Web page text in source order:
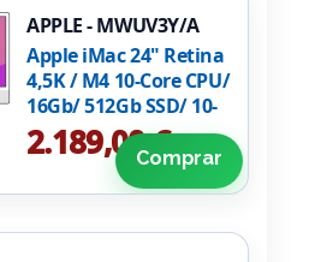
APPLE - MWUV3Y/A
Apple iMac 24" Retina
4,5K / M4 10-Core CPU/
16Gb/ 512Gb SSD/ 10-
Core GPU/ Plata
2.189,00 €Comprar